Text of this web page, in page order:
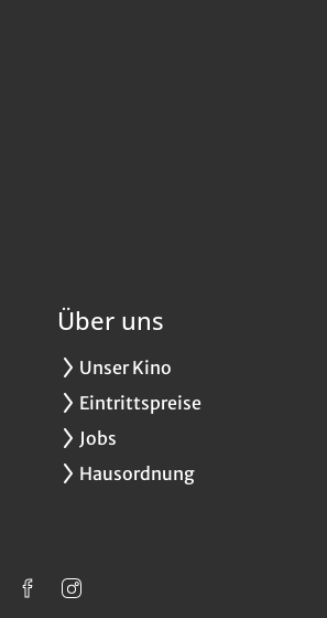
Über uns
Unser Kino
Eintrittspreise
Jobs
Hausordnung